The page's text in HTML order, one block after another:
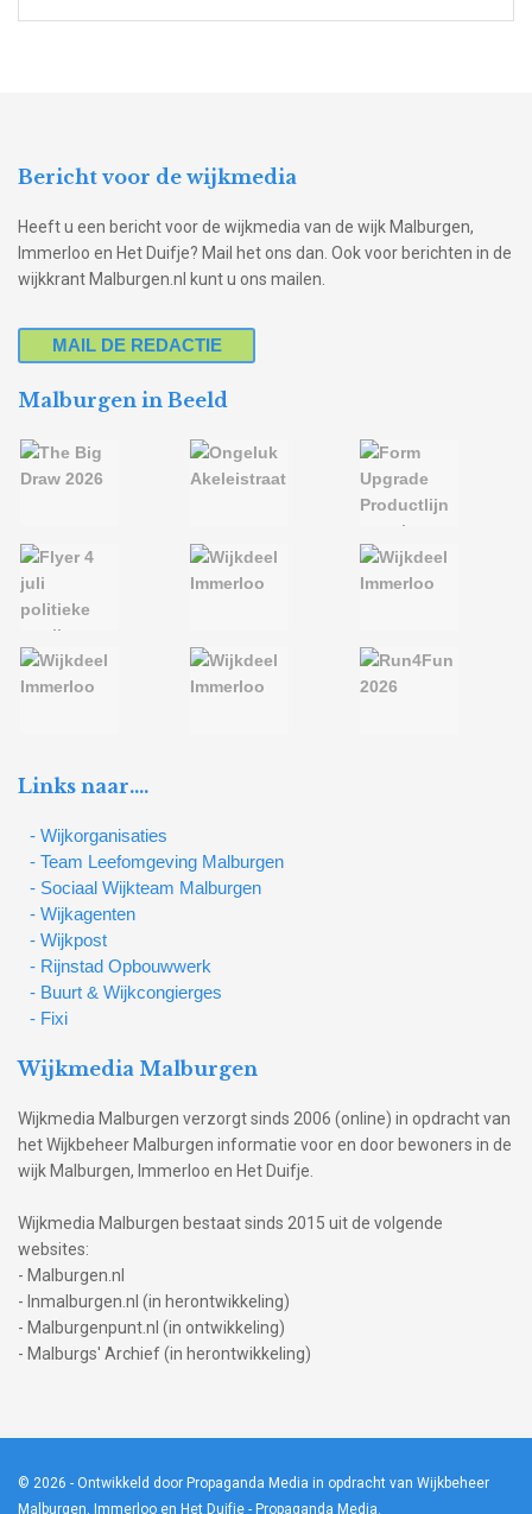
Bericht voor de wijkmedia
Heeft u een bericht voor de wijkmedia van de wijk Malburgen,
Immerloo en Het Duifje? Mail het ons dan. Ook voor berichten in de
wijkkrant Malburgen.nl kunt u ons mailen.
MAIL DE REDACTIE
Malburgen in Beeld
Links naar….
- Wijkorganisaties
- Team Leefomgeving Malburgen
- Sociaal Wijkteam Malburgen
- Wijkagenten
- Wijkpost
- Rijnstad Opbouwwerk
- Buurt & Wijkcongierges
- Fixi
Wijkmedia Malburgen
Wijkmedia Malburgen verzorgt sinds 2006 (online) in opdracht van
het Wijkbeheer Malburgen informatie voor en door bewoners in de
wijk Malburgen, Immerloo en Het Duifje.
Wijkmedia Malburgen bestaat sinds 2015 uit de volgende
websites:
- Malburgen.nl
- Inmalburgen.nl (in herontwikkeling)
- Malburgenpunt.nl (in ontwikkeling)
- Malburgs' Archief (in herontwikkeling)
© 2026 - Ontwikkeld door Propaganda Media in opdracht van Wijkbeheer
Malburgen, Immerloo en Het Duifje - Propaganda Media.